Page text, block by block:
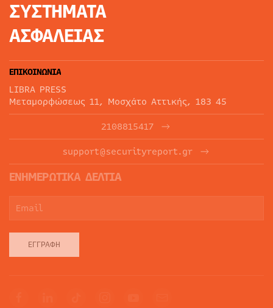
ΣΥΣΤΗΜΑΤΑ
ΑΣΦΑΛΕΙΑΣ
ΕΠΙΚΟΙΝΩΝΙΑ
LIBRA PRESS
Μεταμορφώσεως 11, Μοσχάτο Αττικής, 183 45
2108815417
support@securityreport.gr
ΕΝΗΜΕΡΩΤΙΚΑ ΔΕΛΤΙΑ
ΕΓΓΡΑΦΉ